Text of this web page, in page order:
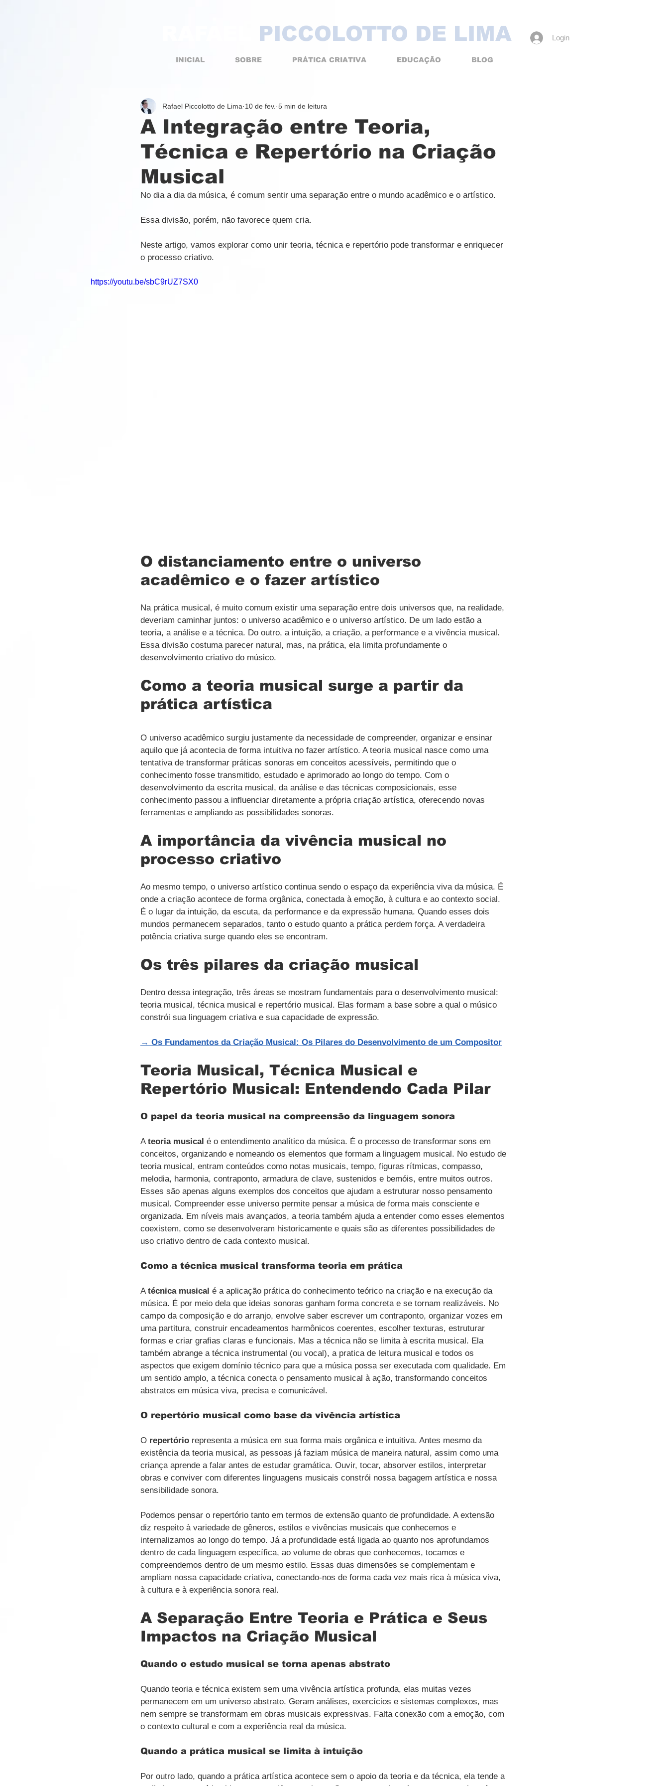
PICCOLOTTO DE LIMA Login
INICIAL SOBRE PRÁTICA CRIATIVA EDUCAÇÃO BLOG
A Integração entre Teoria,
Técnica e Repertório na Criação
Musical
Rafael Piccolotto de Lima 10 de fev. 5 min de leitura
No dia a dia da música, é comum sentir uma separação entre o mundo acadêmico e o artístico.
Essa divisão, porém, não favorece quem cria.
Neste artigo, vamos explorar como unir teoria, técnica e repertório pode transformar e enriquecer
o processo criativo.
https://youtu.be/sbC9rUZ7SX0
O distanciamento entre o universo
acadêmico e o fazer artístico
Na prática musical, é muito comum existir uma separação entre dois universos que, na realidade,
deveriam caminhar juntos: o universo acadêmico e o universo artístico. De um lado estão a
teoria, a análise e a técnica. Do outro, a intuição, a criação, a performance e a vivência musical.
Essa divisão costuma parecer natural, mas, na prática, ela limita profundamente o
desenvolvimento criativo do músico.
Como a teoria musical surge a partir da
prática artística
O universo acadêmico surgiu justamente da necessidade de compreender, organizar e ensinar
aquilo que já acontecia de forma intuitiva no fazer artístico. A teoria musical nasce como uma
tentativa de transformar práticas sonoras em conceitos acessíveis, permitindo que o
conhecimento fosse transmitido, estudado e aprimorado ao longo do tempo. Com o
desenvolvimento da escrita musical, da análise e das técnicas composicionais, esse
conhecimento passou a influenciar diretamente a própria criação artística, oferecendo novas
ferramentas e ampliando as possibilidades sonoras.
A importância da vivência musical no
processo criativo
Ao mesmo tempo, o universo artístico continua sendo o espaço da experiência viva da música. É
onde a criação acontece de forma orgânica, conectada à emoção, à cultura e ao contexto social.
É o lugar da intuição, da escuta, da performance e da expressão humana. Quando esses dois
mundos permanecem separados, tanto o estudo quanto a prática perdem força. A verdadeira
potência criativa surge quando eles se encontram.
Os três pilares da criação musical
Dentro dessa integração, três áreas se mostram fundamentais para o desenvolvimento musical:
teoria musical, técnica musical e repertório musical. Elas formam a base sobre a qual o músico
constrói sua linguagem criativa e sua capacidade de expressão.
→ Os Fundamentos da Criação Musical: Os Pilares do Desenvolvimento de um Compositor
Teoria Musical, Técnica Musical e
Repertório Musical: Entendendo Cada Pilar
O papel da teoria musical na compreensão da linguagem sonora
A teoria musical é o entendimento analítico da música. É o processo de transformar sons em
conceitos, organizando e nomeando os elementos que formam a linguagem musical. No estudo de
teoria musical, entram conteúdos como notas musicais, tempo, figuras rítmicas, compasso,
melodia, harmonia, contraponto, armadura de clave, sustenidos e bemóis, entre muitos outros.
Esses são apenas alguns exemplos dos conceitos que ajudam a estruturar nosso pensamento
musical. Compreender esse universo permite pensar a música de forma mais consciente e
organizada. Em níveis mais avançados, a teoria também ajuda a entender como esses elementos
coexistem, como se desenvolveram historicamente e quais são as diferentes possibilidades de
uso criativo dentro de cada contexto musical.
Como a técnica musical transforma teoria em prática
A técnica musical é a aplicação prática do conhecimento teórico na criação e na execução da
música. É por meio dela que ideias sonoras ganham forma concreta e se tornam realizáveis. No
campo da composição e do arranjo, envolve saber escrever um contraponto, organizar vozes em
uma partitura, construir encadeamentos harmônicos coerentes, escolher texturas, estruturar
formas e criar grafias claras e funcionais. Mas a técnica não se limita à escrita musical. Ela
também abrange a técnica instrumental (ou vocal), a pratica de leitura musical e todos os
aspectos que exigem domínio técnico para que a música possa ser executada com qualidade. Em
um sentido amplo, a técnica conecta o pensamento musical à ação, transformando conceitos
abstratos em música viva, precisa e comunicável.
O repertório musical como base da vivência artística
O repertório representa a música em sua forma mais orgânica e intuitiva. Antes mesmo da
existência da teoria musical, as pessoas já faziam música de maneira natural, assim como uma
criança aprende a falar antes de estudar gramática. Ouvir, tocar, absorver estilos, interpretar
obras e conviver com diferentes linguagens musicais constrói nossa bagagem artística e nossa
sensibilidade sonora.
Podemos pensar o repertório tanto em termos de extensão quanto de profundidade. A extensão
diz respeito à variedade de gêneros, estilos e vivências musicais que conhecemos e
internalizamos ao longo do tempo. Já a profundidade está ligada ao quanto nos aprofundamos
dentro de cada linguagem específica, ao volume de obras que conhecemos, tocamos e
compreendemos dentro de um mesmo estilo. Essas duas dimensões se complementam e
ampliam nossa capacidade criativa, conectando-nos de forma cada vez mais rica à música viva,
à cultura e à experiência sonora real.
A Separação Entre Teoria e Prática e Seus
Impactos na Criação Musical
Quando o estudo musical se torna apenas abstrato
Quando teoria e técnica existem sem uma vivência artística profunda, elas muitas vezes
permanecem em um universo abstrato. Geram análises, exercícios e sistemas complexos, mas
nem sempre se transformam em obras musicais expressivas. Falta conexão com a emoção, com
o contexto cultural e com a experiência real da música.
Quando a prática musical se limita à intuição
Por outro lado, quando a prática artística acontece sem o apoio da teoria e da técnica, ela tende a